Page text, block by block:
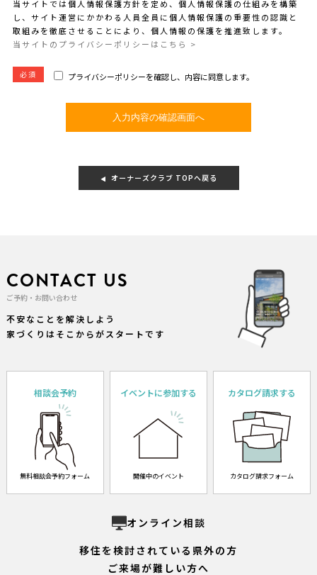
当サイトでは個人情報保護方針を定め、個人情報保護の仕組みを構築
し、サイト運営にかかわる人員全員に個人情報保護の重要性の認識と
取組みを徹底させることにより、個人情報の保護を推進致します。
当サイトのプライバシーポリシーはこちら >
必須 プライバシーポリシーを確認し、内容に同意します。
オーナーズクラブ TOPへ戻る
CONTACT US
ご予約・お問い合わせ
不安なことを解決しよう
家づくりはそこからがスタートです
相談会予約
無料相談会予約フォーム
イベントに参加する
開催中のイベント
カタログ請求する
カタログ請求フォーム
オンライン相談
移住を検討されている県外の方
ご来場が難しい方へ